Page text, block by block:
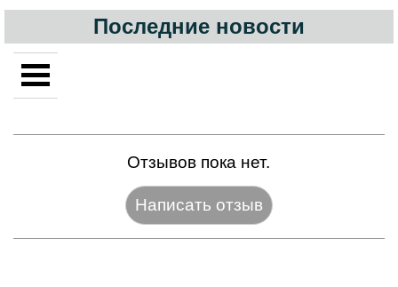
Последние новости
Отзывов пока нет.